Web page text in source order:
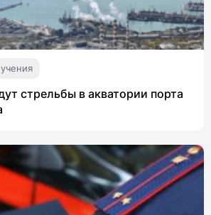
учения
стрельбы в акватории порта